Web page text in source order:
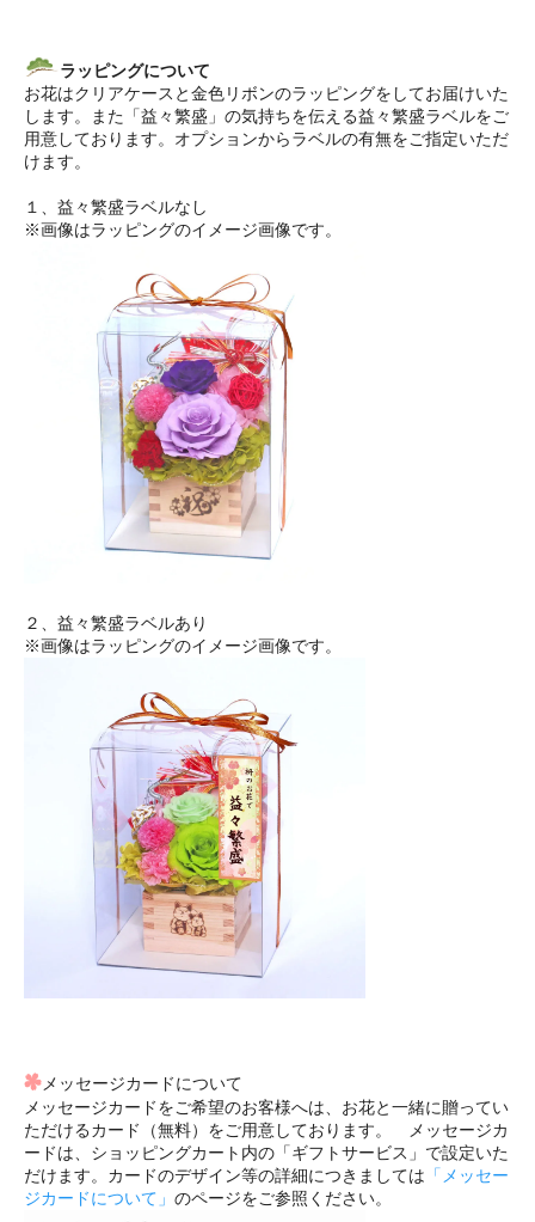
ラッピングについて
お花はクリアケースと金色リボンのラッピングをしてお届けいた
します。また「益々繁盛」の気持ちを伝える益々繁盛ラベルをご
用意しております。オプションからラベルの有無をご指定いただ
けます。
１、益々繁盛ラベルなし
※画像はラッピングのイメージ画像です。
２、益々繁盛ラベルあり
※画像はラッピングのイメージ画像です。
メッセージカードについて
メッセージカードをご希望のお客様へは、お花と一緒に贈ってい
ただけるカード（無料）をご用意しております。 メッセージカ
ードは、ショッピングカート内の「ギフトサービス」で設定いた
だけます。カードのデザイン等の詳細につきましては 「メッセー
ジカードについて」 のページをご参照ください。